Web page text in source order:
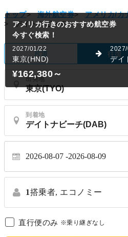
トップ> 海外航空券> アメリカ/カ
>
デイトナビーチ
片道 往復
出発地
到着地
2026-08-07 2026-08-09
1搭乗者, エコノミー
直行便のみ ※乗り継ぎなし
アメリカ行きのおすすめ航空券
今すぐ検索！
2027/01/22
東京(HND) デイ
¥162,380～